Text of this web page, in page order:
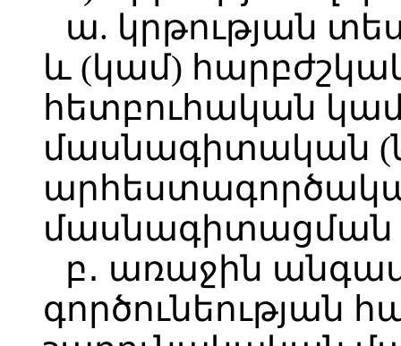
ա. կրթության
և (կամ)
հետբուհական
մասնագիտական
մասնագիտացման
բ․ առաջին
գործունեության